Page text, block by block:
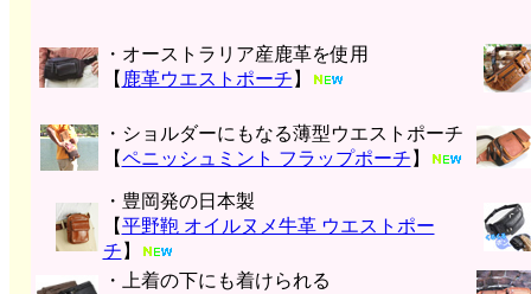
・オーストラリア産鹿革を使用
【 鹿革ウエストポーチ 】
・ショルダーにもなる薄型ウエストポーチ
【ペニッシュミント フラップポーチ 】
・豊岡発の日本製
【平野鞄 オイルヌメ牛革 ウエストポー
チ 】
・上着の下にも着けられる